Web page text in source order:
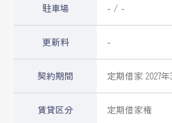
駐車場 - / -
更新料 -
契約期間 定期借家 2027
賃貸区分 定期借家権